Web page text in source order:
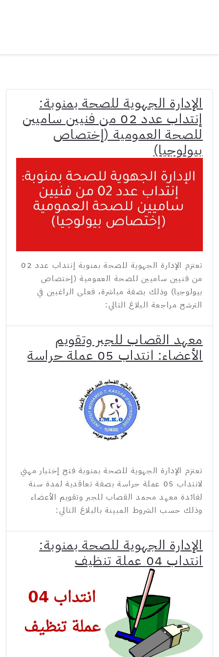
الإدارة الجهوية للصحة بمنوبة:
إنتداب عدد 02 من فنيين ساميين
للصحة العمومية (إختصاص
بيولوجيا)
تعتزم الإدارة الجهوية للصحة بمنوبة إنتداب عدد 02
من فنيين ساميين للصحة العمومية (إختصاص
بيولوجيا) وذلك بصفة مباشرة، فعلى الراغبين في
الترشح مراجعة البلاغ التالي:
معهد القصاب للجبر وتقويم
الأعضاء: انتداب 05 عملة حراسة
تعتزم الإدارة الجهوية للصحة بمنوبة فتح إختبار مهني
لانتداب 05 عملة حراسة بصفة تعاقدية لمدة سنة
لفائدة معهد محمد القصاب للجبر وتقويم الأعضاء
وذلك حسب الشروط المبينة بالبلاغ التالي:
الإدارة الجهوية للصحة بمنوبة:
انتداب 04 عملة تنظيف